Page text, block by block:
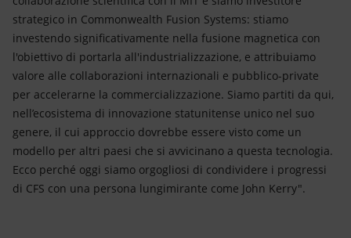
strategico in Commonwealth Fusion Systems: stiamo
investendo significativamente nella fusione magnetica con
l'obiettivo di portarla all'industrializzazione, e attribuiamo
valore alle collaborazioni internazionali e pubblico-private
per accelerarne la commercializzazione. Siamo partiti da qui,
nell’ecosistema di innovazione statunitense unico nel suo
genere, il cui approccio dovrebbe essere visto come un
modello per altri paesi che si avvicinano a questa tecnologia.
Ecco perché oggi siamo orgogliosi di condividere i progressi
di CFS con una persona lungimirante come John Kerry".